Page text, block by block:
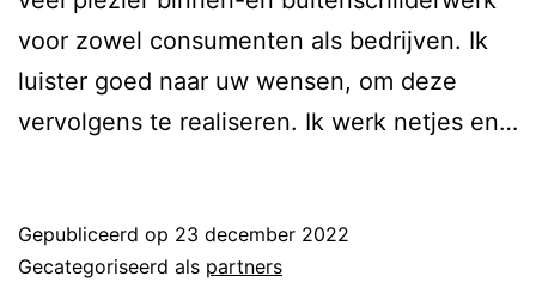
voor zowel consumenten als bedrijven. Ik
luister goed naar uw wensen, om deze
vervolgens te realiseren. Ik werk netjes en…
Gepubliceerd op 23 december 2022
Gecategoriseerd als partners